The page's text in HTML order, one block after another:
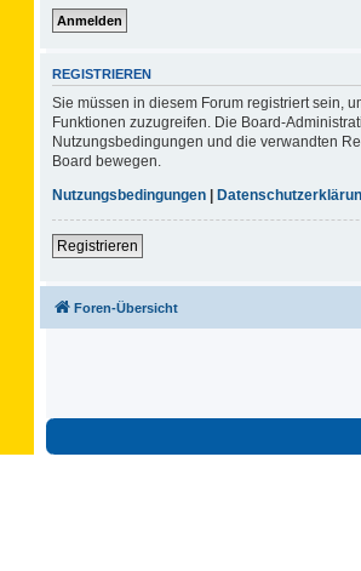
REGISTRIEREN
Sie müssen in diesem Forum registriert sein,
Funktionen zuzugreifen. Die Board-
Nutzungsbedingungen und die verwandten
Board bewegen.
Nutzungsbedingungen |
Registrieren
Foren-Übersicht